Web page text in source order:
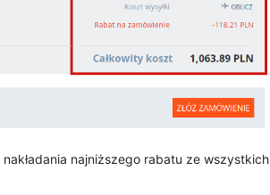
najniższego rabatu ze wszystkich